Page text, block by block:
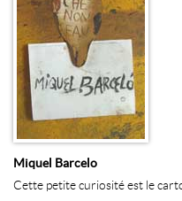
Miquel Barcelo
Cette petite curiosité est le